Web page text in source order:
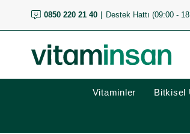
0850 220 21 40 Destek Hattı (09:00 -
Vitaminler Bitkisel